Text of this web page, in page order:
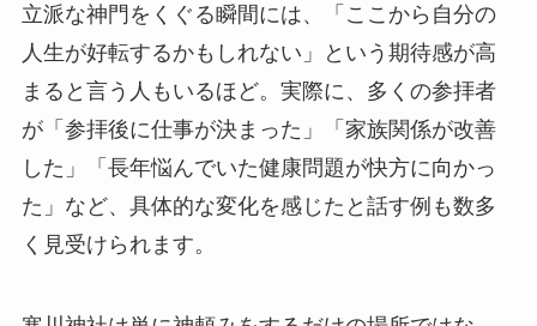
立派な神門をくぐる瞬間には、「ここから自分の
人生が好転するかもしれない」という期待感が高
まると言う人もいるほど。実際に、多くの参拝者
が「参拝後に仕事が決まった」「家族関係が改善
した」「長年悩んでいた健康問題が快方に向かっ
た」など、具体的な変化を感じたと話す例も数多
く見受けられます。